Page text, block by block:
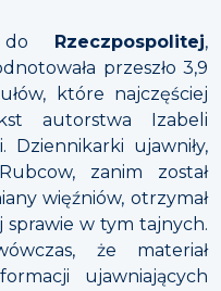
do Rzeczpospolitej,
przeszło 3,9
które najczęściej
autorstwa Izabeli
Dziennikarki ujawniły,
zanim został
więźniów, otrzymał
sprawie w tym tajnych.
że materiał
ujawniających